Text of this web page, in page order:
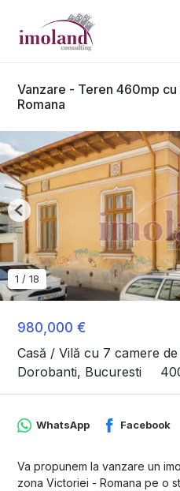
Vanzare - Teren 460mp
Romana
980,000 €
Casă / Vilă cu 7 camere
Dorobanti, Bucuresti
1 / 18
Previous
WhatsApp Facebook
Va propunem la vanzare un
zona Victoriei - Romana pe o